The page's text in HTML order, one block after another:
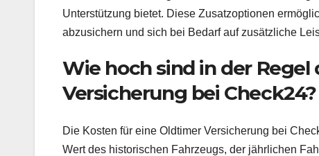
Unterstützung bietet. Diese Zusatzoptionen
abzusichern und sich bei Bedarf auf zusätzliche
Wie hoch sind in der
Versicherung bei Check24?
Die Kosten für eine Oldtimer Versicherung bei
Wert des historischen Fahrzeugs, der jährlichen